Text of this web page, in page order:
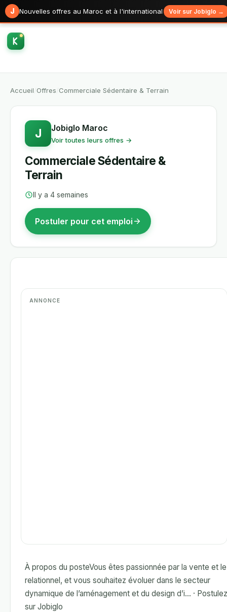
J Nouvelles offres au Maroc et à l'international Voir sur Jobiglo →
Accueil Offres Commerciale Sédentaire & Terrain
J Jobiglo Maroc
Voir toutes leurs offres →
Commerciale Sédentaire &
Terrain
Il y a 4 semaines
Postuler pour cet emploi
À propos du posteVous êtes passionnée par la vente et le
relationnel, et vous souhaitez évoluer dans le secteur
dynamique de l’aménagement et du design d’i... · Postulez
sur Jobiglo